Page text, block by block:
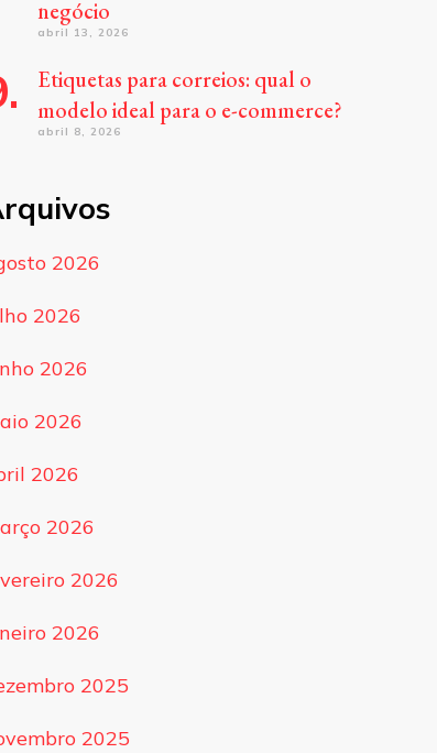
negócio
abril 13, 2026
Etiquetas para correios: qual o
modelo ideal para o e-commerce?
abril 8, 2026
2026
2026
2026
2026
2026
2026
2026
2026
2025
2025